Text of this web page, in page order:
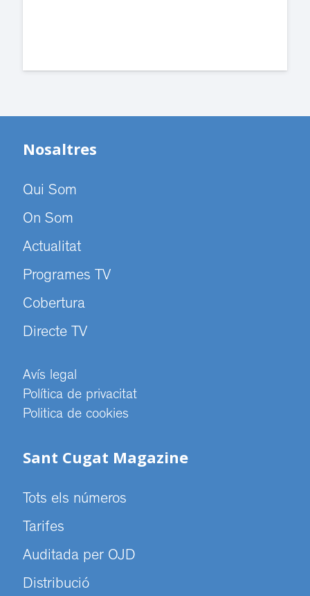
Nosaltres
Qui Som
On Som
Actualitat
Programes TV
Cobertura
Directe TV
Avís legal
Política de privacitat
Politica de cookies
Sant Cugat Magazine
Tots els números
Tarifes
Auditada per OJD
Distribució